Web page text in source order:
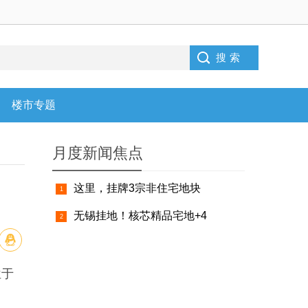
楼市专题
月度新闻焦点
这里，挂牌3宗非住宅地块
无锡挂地！核芯精品宅地+4